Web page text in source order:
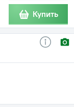
Купить